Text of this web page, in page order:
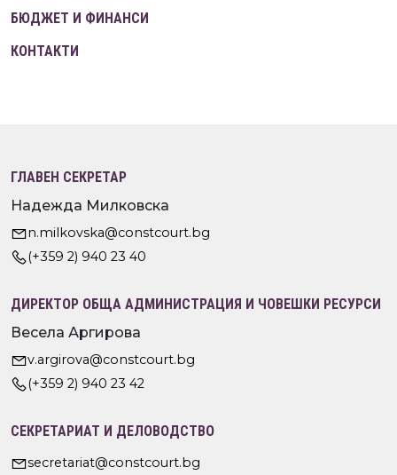
БЮДЖЕТ И ФИНАНСИ
КОНТАКТИ
ГЛАВЕН СЕКРЕТАР
Надежда Милковска
n.milkovska@constcourt.bg
(+359 2) 940 23 40
ДИРЕКТОР ОБЩА АДМИНИСТРАЦИЯ И ЧОВЕШКИ РЕСУРСИ
Весела Аргирова
v.argirova@constcourt.bg
(+359 2) 940 23 42
СЕКРЕТАРИАТ И ДЕЛОВОДСТВО
secretariat@constcourt.bg